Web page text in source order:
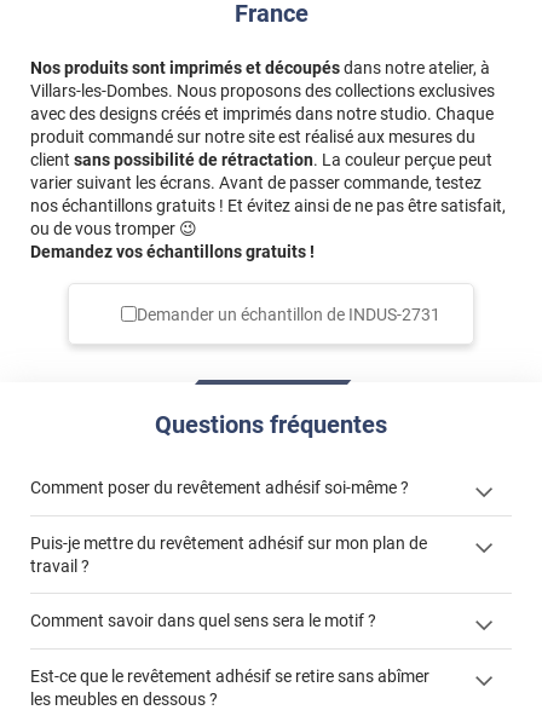
France
Nos produits sont imprimés et découpésdans notre atelier, à
Villars-les-Dombes. Nous proposons des collections exclusives
avec des designs créés et imprimés dans notre studio. Chaque
produit commandé sur notre site est réalisé aux mesures du
client sans possibilité de rétractation. La couleur perçue peut
varier suivant les écrans. Avant de passer commande, testez
nos échantillons gratuits ! Et évitez ainsi de ne pas être satisfait,
ou de vous tromper 😉
Demandez vos échantillons gratuits !
Demander un échantillon de INDUS-2731
Questions fréquentes
Comment poser du revêtement adhésif soi-même ?
« Comment poser un revêtement adhésif ? »
Puis-je mettre du revêtement adhésif sur mon plan de
travail ?
"Peut-on installer du
Comment savoir dans quel sens sera le motif ?
Est-ce que le revêtement adhésif se retire sans abîmer
les meubles en dessous ?